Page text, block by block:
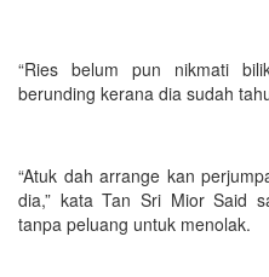
“Ries belum pun nikmati
berunding kerana dia sudah
“Atuk dah arrange kan
dia,” kata Tan Sri Mior Said
tanpa peluang untuk menolak.